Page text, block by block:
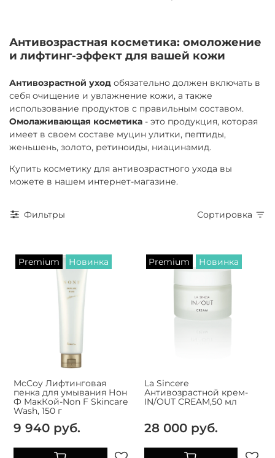
Антивозрастная косметика: омоложение
и лифтинг-эффект для вашей кожи
Антивозрастной уход обязательно должен включать в
себя очищение и увлажнение кожи, а также
использование продуктов с правильным составом.
Омолаживающая косметика - это продукция, которая
имеет в своем составе муцин улитки, пептиды,
женьшень, золото, ретиноиды, ниацинамид.
Купить косметику для антивозрастного ухода вы
можете в нашем интернет-магазине.
Фильтры Сортировка
Premium Новинка
McCoy Лифтинговая
пенка для умывания Нон
Ф МакКой-Non F Skincare
Wash, 150 г
9 940 руб.
Premium Новинка
La Sincere
Антивозрастной крем-
IN/OUT CREAM,50 мл
28 000 руб.